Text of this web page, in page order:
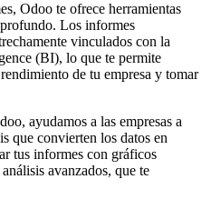
Odoo te ofrece herramientas
Los informes
vinculados con la
(BI), lo que te permite
de tu empresa y tomar
ayudamos a las empresas a
que convierten los datos en
tus informes con gráficos
avanzados, que te